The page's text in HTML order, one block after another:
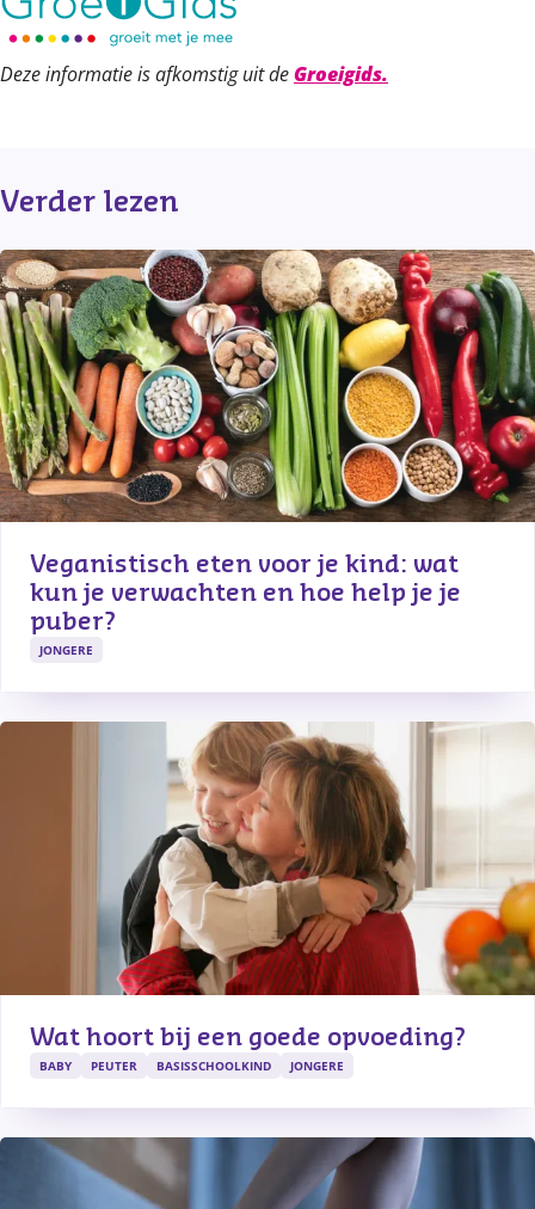
Deze informatie is afkomstig uit deGroeigids.
Verder lezen
Veganistisch eten voor je kind: wat
kun je verwachten en hoe help je je
puber?
JONGERE
Wat hoort bij een goede opvoeding?
BABY PEUTER BASISSCHOOLKIND JONGERE